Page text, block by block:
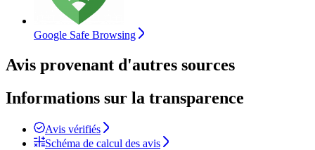
Google Safe Browsing
Avis provenant d'autres sources
Informations sur la transparence
Avis vérifiés
Schéma de calcul des avis